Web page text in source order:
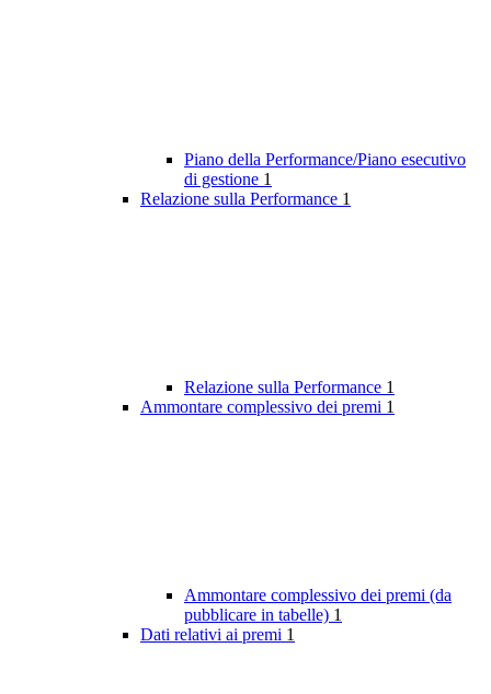
Piano della Performance/Piano esecutivo
di gestione 1
Relazione sulla Performance 1
Relazione sulla Performance 1
Ammontare complessivo dei premi 1
Ammontare complessivo dei premi (da
pubblicare in tabelle) 1
Dati relativi ai premi 1